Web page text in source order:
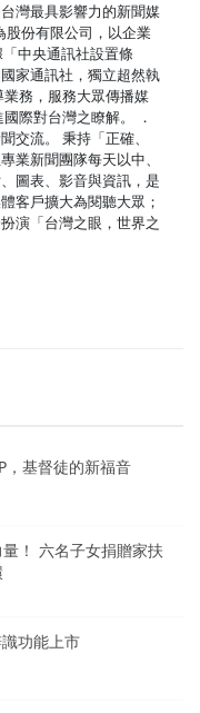
灣最具影響力的新聞媒
股份有限公司，以企業
中央通訊社設置條
家通訊社，獨立超然執
務，服務大眾傳播媒
際對台灣之瞭解。 ．
交流。 秉持「正確、
業新聞團隊每天以中、
圖表、影音與資訊，是
客戶擴大為閱聽大眾；
演「台灣之眼，世界之
，基督徒的新福音
！ 六名子女捐贈家扶
功能上市